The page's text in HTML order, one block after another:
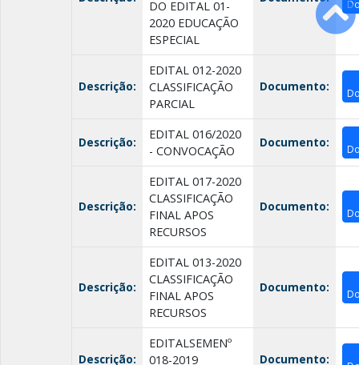
DO EDITAL 01-
2020 EDUCAÇÃO
ESPECIAL
Descrição:
EDITAL 012-2020
CLASSIFICAÇÃO
PARCIAL
Documento:
Descrição:
EDITAL 016/2020
- CONVOCAÇÃO
Documento:
Descrição:
EDITAL 017-2020
CLASSIFICAÇÃO
FINAL APOS
RECURSOS
Documento:
Descrição:
EDITAL 013-2020
CLASSIFICAÇÃO
FINAL APOS
RECURSOS
Documento:
Descrição:
EDITALSEMENº
018-2019
Documento: